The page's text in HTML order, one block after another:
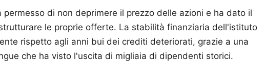
di non deprimere il prezzo delle azioni e ha dato il
le proprie offerte. La stabilità finanziaria dell'istituto
rispetto agli anni bui dei crediti deteriorati, grazie a una
che ha visto l'uscita di migliaia di dipendenti storici.